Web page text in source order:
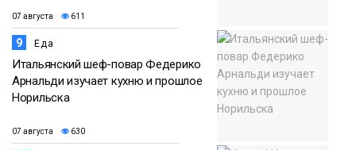
07 августа 611
9 Еда
Итальянский шеф-повар Федерико
Арнальди изучает кухню и прошлое
Норильска
07 августа 630